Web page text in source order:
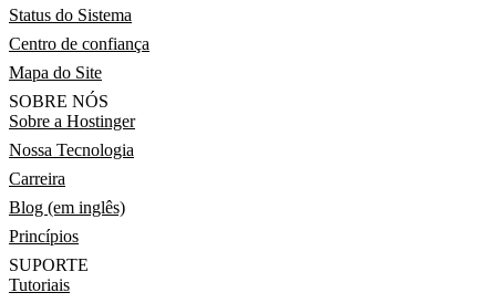
Status do Sistema
Centro de confiança
Mapa do Site
SOBRE NÓS
Sobre a Hostinger
Nossa Tecnologia
Carreira
Blog (em inglês)
Princípios
SUPORTE
Tutoriais